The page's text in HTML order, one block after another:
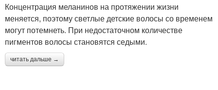
Концентрация меланинов на протяжении жизни
меняется, поэтому светлые детские волосы со временем
могут потемнеть. При недостаточном количестве
пигментов волосы становятся седыми.
читать дальше →